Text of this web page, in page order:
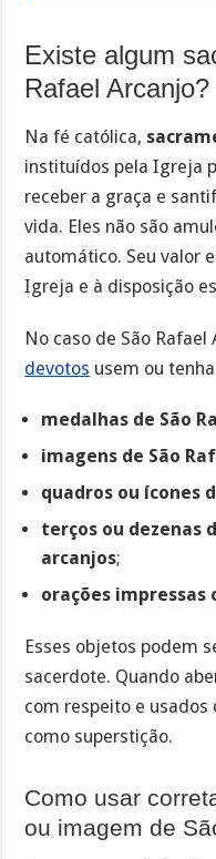
Existe algum
Rafael Arcanjo?
Na fé católica,
instituídos pela Igreja
receber a graça e
vida. Eles não são
automático. Seu valor
Igreja e à disposição
No caso de São
devotos usem ou
medalhas de São
imagens de São
quadros ou ícones
terços ou dezenas
arcanjos;
orações impressas
Esses objetos podem
sacerdote. Quando
com respeito e usados
como superstição.
Como usar
ou imagem de